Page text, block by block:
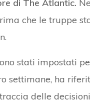
di The Atlantic.
che le truppe
stati impostati
settimane, ha
delle